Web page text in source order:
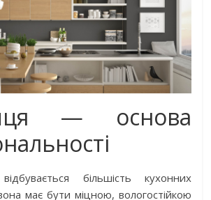
— основа
більшість кухонних
має бути міцною, вологостійкою